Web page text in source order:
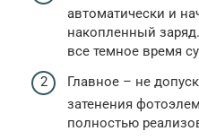
автоматически и
накопленный
все темное время
Главное – не
затенения
полностью